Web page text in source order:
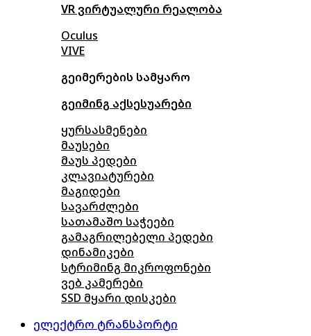
VR ვირტუალური რეალობა
Oculus
VIVE
გეიმერების სამყარო
გეიმინგ აქსესუარები
ყურსასმენები
მაუსები
მაუს პედები
კლავიატურები
მაგიდები
სავარძლები
სათამაშო საჭეები
გამაგრილებელი პედები
დინამიკები
სტრიმინგ მიკროფონები
ვებ კამერები
SSD მყარი დისკები
ელექტრო ტრანსპორტი